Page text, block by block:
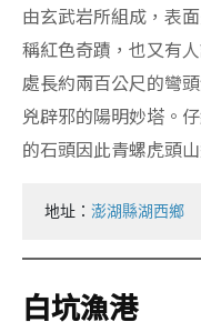
由玄武岩所組成，表
稱紅色奇蹟，也又有
處長約兩百公尺的彎
兇辟邪的陽明妙塔。
的石頭因此青螺虎頭
地址： 澎湖縣湖西鄉
白坑漁港